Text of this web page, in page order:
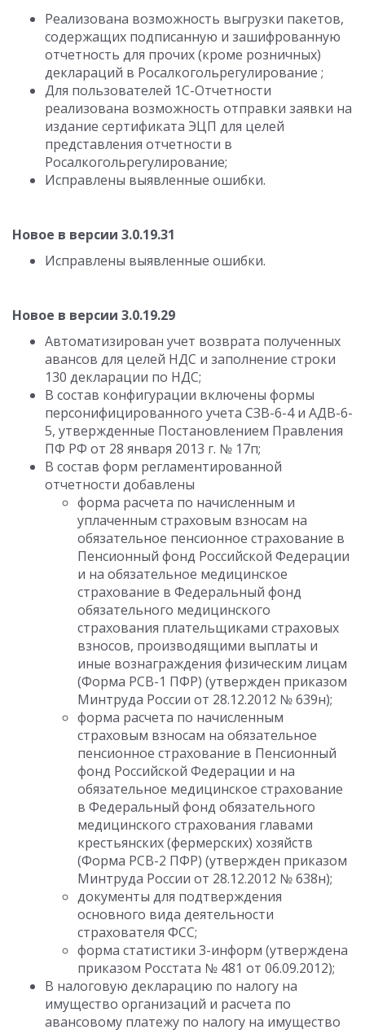
Реализована возможность выгрузки пакетов,
содержащих подписанную и зашифрованную
отчетность для прочих (кроме розничных)
деклараций в Росалкогольрегулирование ;
Для пользователей 1С-Отчетности
реализована возможность отправки заявки на
издание сертификата ЭЦП для целей
представления отчетности в
Росалкогольрегулирование;
Исправлены выявленные ошибки.
Новое в версии 3.0.19.31
Исправлены выявленные ошибки.
Новое в версии 3.0.19.29
Автоматизирован учет возврата полученных
авансов для целей НДС и заполнение строки
130 декларации по НДС;
В состав конфигурации включены формы
персонифицированного учета СЗВ-6-4 и АДВ-6-
5, утвержденные Постановлением Правления
ПФ РФ от 28 января 2013 г. № 17п;
В состав форм регламентированной
отчетности добавлены
форма расчета по начисленным и
уплаченным страховым взносам на
обязательное пенсионное страхование в
Пенсионный фонд Российской Федерации
и на обязательное медицинское
страхование в Федеральный фонд
обязательного медицинского
страхования плательщиками страховых
взносов, производящими выплаты и
иные вознаграждения физическим лицам
(Форма РСВ-1 ПФР) (утвержден приказом
Минтруда России от 28.12.2012 № 639н);
форма расчета по начисленным
страховым взносам на обязательное
пенсионное страхование в Пенсионный
фонд Российской Федерации и на
обязательное медицинское страхование
в Федеральный фонд обязательного
медицинского страхования главами
крестьянских (фермерских) хозяйств
(Форма РСВ-2 ПФР) (утвержден приказом
Минтруда России от 28.12.2012 № 638н);
документы для подтверждения
основного вида деятельности
страхователя ФСС;
форма статистики 3-информ (утверждена
приказом Росстата № 481 от 06.09.2012);
В налоговую декларацию по налогу на
имущество организаций и расчета по
авансовому платежу по налогу на имущество